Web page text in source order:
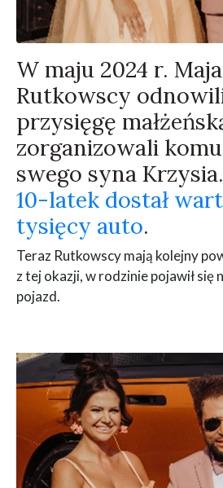
W maju 2024 r.
Rutkowscy
przysięgę
zorganizowali
swego syna
10-latek dostał
tysięcy auto.
Teraz Rutkowscy mają kolejny
z tej okazji, w rodzinie pojawił się
pojazd.